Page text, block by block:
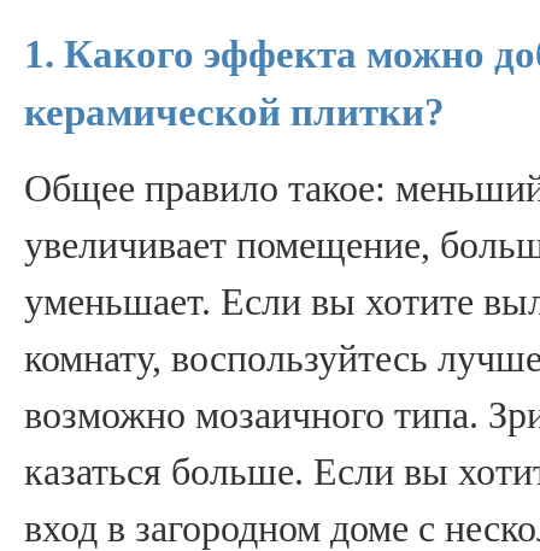
1. Какого эффекта можно
керамической плитки?
Общее правило такое:
увеличивает помещение,
уменьшает. Если вы хотите
комнату, воспользуйтесь
возможно мозаичного типа.
казаться больше. Если вы
вход в загородном доме с